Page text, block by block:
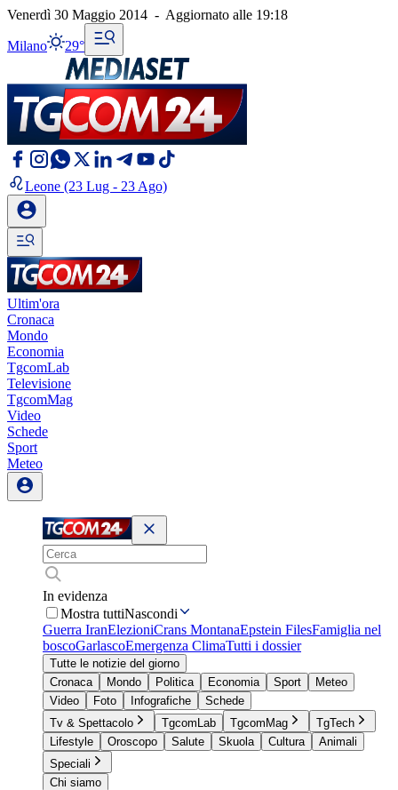
Venerdì 30 Maggio 2014 - Aggiornato alle 19:18
Milano 29°
Leone (23 Lug - 23 Ago)
Ultim'ora
Cronaca
Mondo
Economia
TgcomLab
Televisione
TgcomMag
Video
Schede
Sport
Meteo
In evidenza
Mostra tuttiNascondi
Guerra IranElezioniCrans MontanaEpstein FilesFamiglia nel
boscoGarlascoEmergenza ClimaTutti i dossier
Tutte le notizie del giorno
Cronaca
Mondo Politica Economia Sport
Meteo
Video
Foto Infografiche
Schede
Tv & Spettacolo
TgcomLab TgcomMag
TgTech
Lifestyle
Oroscopo Salute Skuola Cultura
Animali
Speciali
Chi siamo